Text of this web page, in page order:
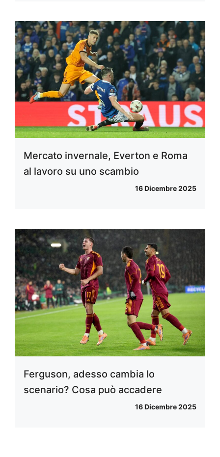
Mercato invernale, Everton e Roma
al lavoro su uno scambio
16 Dicembre 2025
Ferguson, adesso cambia lo
scenario? Cosa può accadere
16 Dicembre 2025